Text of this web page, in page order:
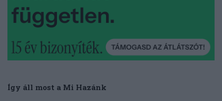
Így áll most a Mi Hazánk